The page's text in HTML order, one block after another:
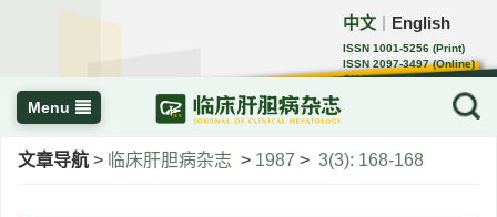
中文 English
ISSN 1001-5256 (Print)
ISSN 2097-3497 (Online)
CN 22-1108/R
Menu
文章导航 > 临床肝胆病杂志 > 1987 > 3(3): 168-168